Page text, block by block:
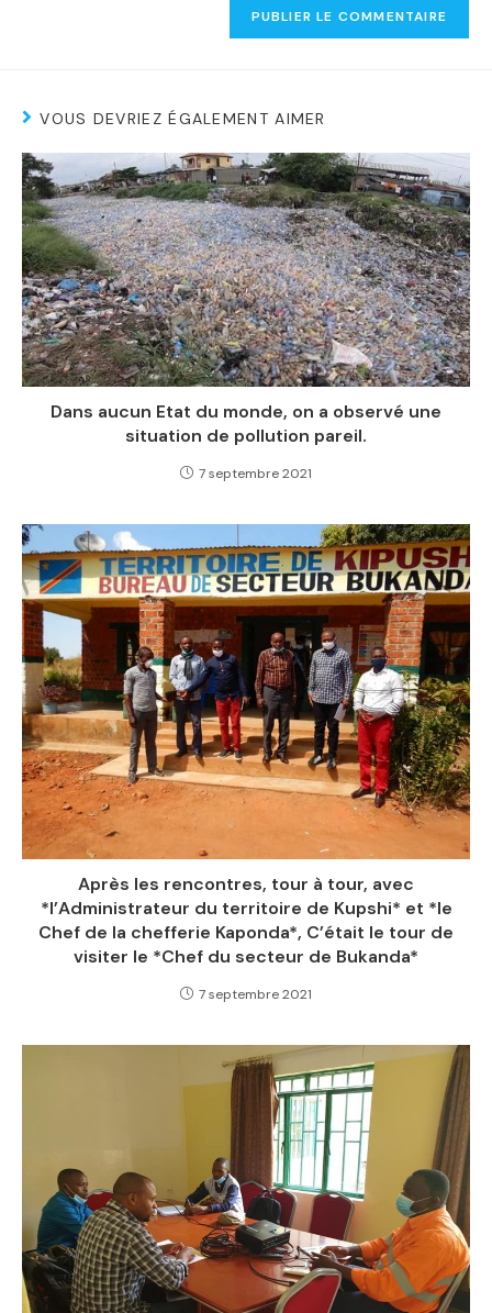
VOUS DEVRIEZ ÉGALEMENT AIMER
Dans aucun Etat du monde, on a observé une
situation de pollution pareil.
7 septembre 2021
Après les rencontres, tour à tour, avec
*l’Administrateur du territoire de Kupshi* et *le
Chef de la chefferie Kaponda*, C’était le tour de
visiter le *Chef du secteur de Bukanda*
7 septembre 2021